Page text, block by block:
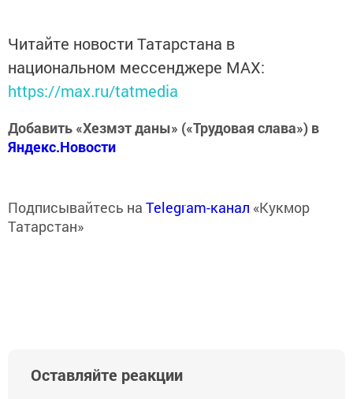
Читайте новости Татарстана в
национальном мессенджере MАХ:
https://max.ru/tatmedia
Добавить «Хезмэт даны» («Трудовая слава») в
Яндекс.Новости
Подписывайтесь на Telegram-канал «Кукмор
Татарстан»
Оставляйте реакции